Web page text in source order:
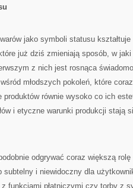
jako symboli statusu kształtuje
już dziś zmieniają sposób, w
z nich jest rosnąca
młodszych pokoleń, które
produktów równie wysoko co ich
i etyczne warunki produkcji stają
odgrywać coraz większą
subtelny i niewidoczny dla
funkcjami płatniczymi czy torby z